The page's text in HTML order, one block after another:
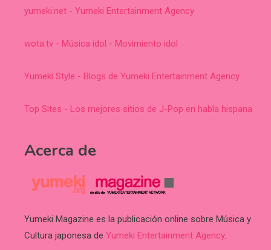
yumeki.net - Yumeki Entertainment Agency
wota.tv - Música idol - Movimiento idol
Yumeki Style - Blogs de Yumeki Entertainment Agency
Top Sites - Los mejores sitios de J-Pop en habla hispana
Acerca de
Yumeki Magazine es la publicación online sobre Música y
Cultura japonesa de Yumeki Entertainment Agency.